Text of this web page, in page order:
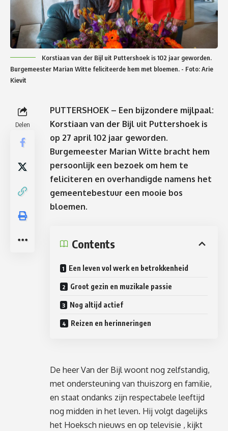
Korstiaan van der Bijl uit Puttershoek is 102 jaar geworden.
Burgemeester Marian Witte feliciteerde hem met bloemen. - Foto: Arie
Kievit
Delen
PUTTERSHOEK – Een bijzondere mijlpaal:
Korstiaan van der Bijl uit Puttershoek is
op 27 april 102 jaar geworden.
Burgemeester Marian Witte bracht hem
persoonlijk een bezoek om hem te
feliciteren en overhandigde namens het
gemeentebestuur een mooie bos
bloemen.
Contents
Een leven vol werk en betrokkenheid
Groot gezin en muzikale passie
Nog altijd actief
Reizen en herinneringen
De heer Van der Bijl woont nog zelfstandig,
met ondersteuning van thuiszorg en familie,
en staat ondanks zijn respectabele leeftijd
nog midden in het leven. Hij volgt dagelijks
het Hoeksch nieuws en op televisie , kijkt